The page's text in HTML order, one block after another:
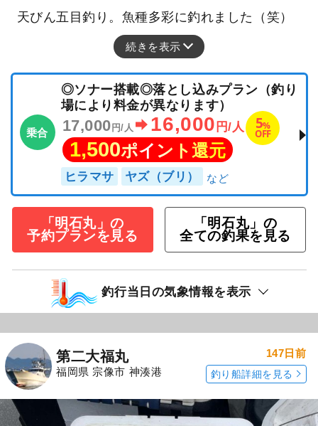
天びん五目釣り。魚種多彩に釣れました（笑）
続きを表示
乗合
◎ソナー搭載◎落とし込みプラン（釣り
場により料金が異なります）
17,000円/人 16,000 円/人 5%
OFF
1,500ポイント還元
ヒラマサ ヤズ（ブリ）
「明石丸」の
予約プランを見る
「明石丸」の
全ての釣果を見る
釣行当日の気象情報を表示
第二大福丸
福岡県 宗像市 神湊港
147日前
釣り船詳細を見る